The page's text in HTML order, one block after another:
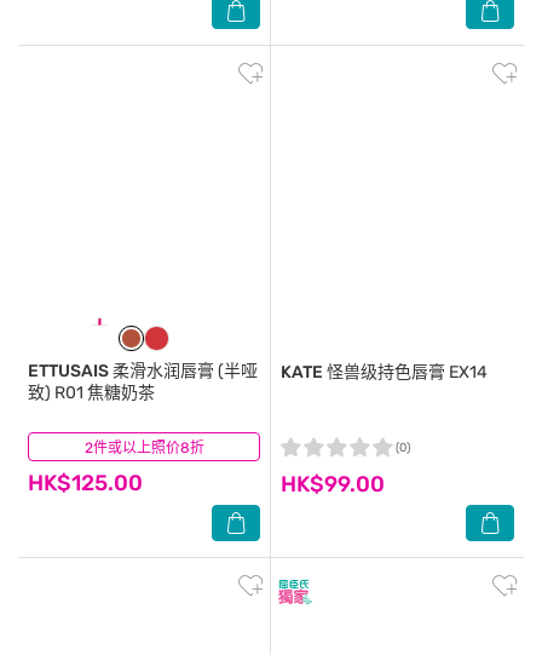
2件或以上照价8折
ETTUSAIS柔滑水润唇膏 (半哑
致) R01 焦糖奶茶
HK$125.00
(1)
KATE 怪兽级持色唇膏 EX14
HK$99.00
(0)